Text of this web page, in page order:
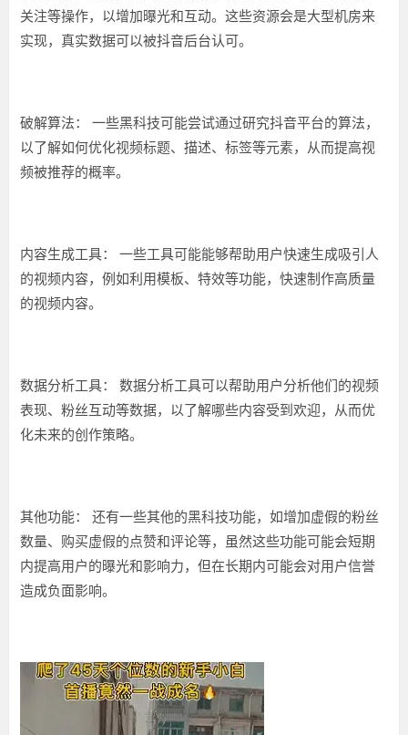
关注等操作，以增加曝光和互动。这些资源会是大型机房来
实现，真实数据可以被抖音后台认可。
破解算法：
一些黑科技可能尝试通过研究抖音平台的算法，
以了解如何优化视频标题、描述、标签等元素，从而提高视
频被推荐的概率。
内容生成工具：
一些工具可能能够帮助用户快速生成吸引人
的视频内容，例如利用模板、特效等功能，快速制作高质量
的视频内容。
数据分析工具：
数据分析工具可以帮助用户分析他们的视频
表现、粉丝互动等数据，以了解哪些内容受到欢迎，从而优
化未来的创作策略。
其他功能：
还有一些其他的黑科技功能，如增加虚假的粉丝
数量、购买虚假的点赞和评论等，虽然这些功能可能会短期
内提高用户的曝光和影响力，但在长期内可能会对用户信誉
造成负面影响。